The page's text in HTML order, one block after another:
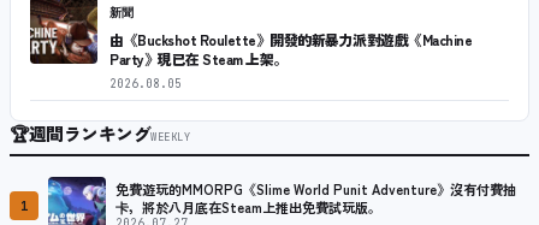
新聞
由《Buckshot Roulette》開發的新暴力派對遊戲《Machine
Party》現已在 Steam 上架。
2026.08.05
🏆週間ランキングWEEKLY
1
免費遊玩的MMORPG《Slime World Punit Adventure》沒有付費抽
卡，將於八月底在Steam上推出免費試玩版。